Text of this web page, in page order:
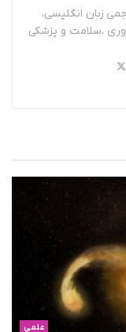
زبان انگلیسی،
،سلامت و پزشکی
علمی